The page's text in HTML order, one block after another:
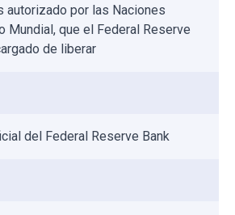
autorizado por las Naciones
Mundial, que el Federal Reserve
de liberar
del Federal Reserve Bank